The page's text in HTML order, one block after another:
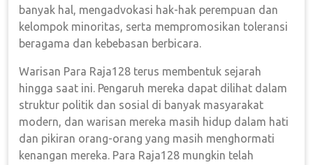
banyak hal, mengadvokasi hak-hak perempuan dan
kelompok minoritas, serta mempromosikan toleransi
beragama dan kebebasan berbicara.
Warisan Para Raja128 terus membentuk sejarah
hingga saat ini. Pengaruh mereka dapat dilihat dalam
struktur politik dan sosial di banyak masyarakat
modern, dan warisan mereka masih hidup dalam hati
dan pikiran orang-orang yang masih menghormati
kenangan mereka. Para Raja128 mungkin telah